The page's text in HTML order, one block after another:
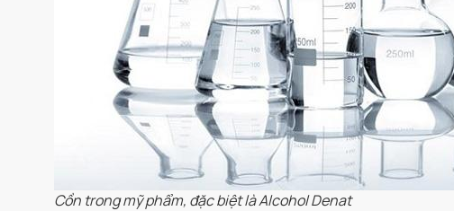
Cồn trong mỹ phẩm, đặc biệt là Alcohol Denat